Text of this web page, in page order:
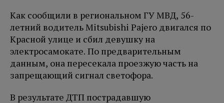
Как сообщили в региональном ГУ МВД, 56-
летний водитель Mitsubishi Pajero двигался по
Красной улице и сбил девушку на
электросамокате. По предварительным
данным, она пересекала проезжую часть на
запрещающий сигнал светофора.
В результате ДТП пострадавшую